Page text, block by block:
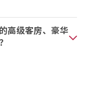
高级客房、豪华